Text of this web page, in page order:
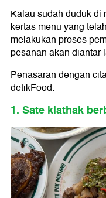
Kalau sudah duduk di
kertas menu yang
melakukan proses
pesanan akan diantar
Penasaran dengan
detikFood.
1. Sate klathak